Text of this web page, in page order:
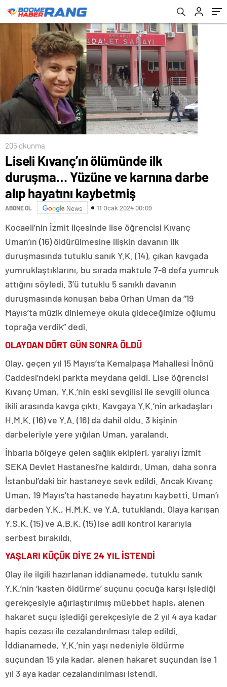
205 okunma
Liseli Kıvanç’ın ölümünde ilk
duruşma… Yüzüne ve karnına darbe
alıp hayatını kaybetmiş
ABONE OL News 11 Ocak 2024 00:09
Kocaeli’nin İzmit ilçesinde lise öğrencisi Kıvanç
Uman’ın (16) öldürülmesine ilişkin davanın ilk
duruşmasında tutuklu sanık Y.K. (14), çıkan kavgada
yumruklaştıklarını, bu sırada maktule 7-8 defa yumruk
attığını söyledi. 3’ü tutuklu 5 sanıklı davanın
duruşmasında konuşan baba Orhan Uman da “19
Mayıs’ta müzik dinlemeye okula gideceğimize oğlumu
toprağa verdik” dedi.
OLAYDAN DÖRT GÜN SONRA ÖLDÜ
Olay, geçen yıl 15 Mayıs’ta Kemalpaşa Mahallesi İnönü
Caddesi’ndeki parkta meydana geldi. Lise öğrencisi
Kıvanç Uman, Y.K.’nin eski sevgilisi ile sevgili olunca
ikili arasında kavga çıktı. Kavgaya Y.K.’nin arkadaşları
H.M.K. (16) ve Y.A. (16) da dahil oldu. 3 kişinin
darbeleriyle yere yığılan Uman, yaralandı.
İhbarla bölgeye gelen sağlık ekipleri, yaralıyı İzmit
SEKA Devlet Hastanesi’ne kaldırdı. Uman, daha sonra
İstanbul’daki bir hastaneye sevk edildi. Ancak Kıvanç
Uman, 19 Mayıs’ta hastanede hayatını kaybetti. Uman’ı
darbeden Y.K., H.M.K. ve Y.A. tutuklandı. Olaya karışan
Y.S.K. (15) ve A.B.K. (15) ise adli kontrol kararıyla
serbest bırakıldı.
YAŞLARI KÜÇÜK DİYE 24 YIL İSTENDİ
Olay ile ilgili hazırlanan iddianamede, tutuklu sanık
Y.K.’nin ‘kasten öldürme’ suçunu çocuğa karşı işlediği
gerekçesiyle ağırlaştırılmış müebbet hapis, alenen
hakaret suçu işlediği gerekçesiyle de 2 yıl 4 aya kadar
hapis cezası ile cezalandırılması talep edildi.
İddianamede, Y.K.’nin yaşı nedeniyle öldürme
suçundan 15 yıla kadar, alenen hakaret suçundan ise 1
yıl 3 aya kadar cezalandırılması istendi.